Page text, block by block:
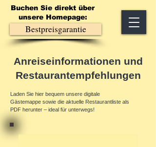
Bestpreisgarantie
Buchen Sie direkt über
unsere Homepage:
Anreiseinformationen und
Restaurantempfehlungen
Laden Sie hier bequem unsere digitale
Gästemappe sowie die aktuelle Restaurantliste als
PDF herunter – ideal für unterwegs!